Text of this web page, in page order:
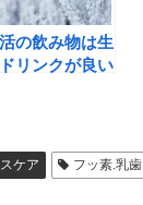
の飲み物は生
リンクが良い
ケア フッ素.乳歯